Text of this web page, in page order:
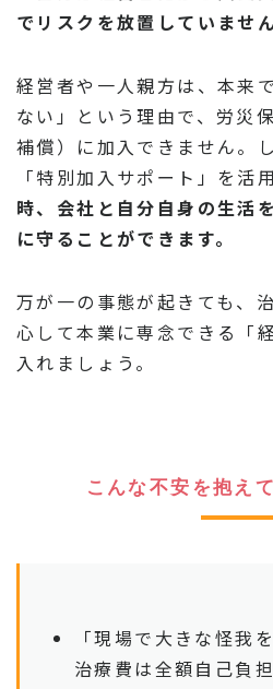
でリスクを放置していません
経営者や一人親方は、本来
ない」という理由で、労災
補償）に加入できません。
「特別加入サポート」を活
時、会社と自分自身の生活
に守ることができます。
万が一の事態が起きても、
心して本業に専念できる「
入れましょう。
こんな不安を抱え
「現場で大きな怪我
治療費は全額自己負